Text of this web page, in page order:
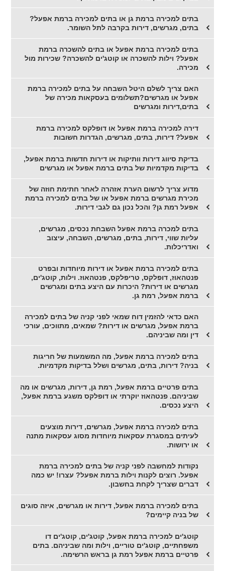
בתים למכירה ברמת גן או בתים למכירה ברמת אפעל?
בתים, מגרשים, דירות בקרבה לתל השומר.
בתים למכירה ברמת אפעל או בתים להשכרה ברמת
אפעל? וילות להשכרה או קוטג'ים להשכרה? שכירות מול
מכירה.
האם צריך לשלם היטל השבחה על בתים למכירה ברמת
אפעל או מגרשים?תשלומים בעסקאות מכירה של
בתים,דירות ומגרשים
דירה למכירה ברמת אפעל או דופלקס למכירה ברמת
אפעל? דירות, בתים, מגרשים, הגדרות חשובות
בדיקת סיווג דירות וותיקות או דירות חדשות ברמת אפעל,
בדיקות מקדמיות של בתים ברמת אפעל או מגרשים
מדוע צריך לרשום הערת אזהרה לאחר חתימת חוזה של
מכירת מגרשים ברמת אפעל או של בתים למכירה ברמת
אפעל רמת גן? והכל נכון גם לגבי דירות.
בתים למכרה ברמת אפעל השבחת נכסים, מגרשים,
עליות שווי, דירות, בתים, מגרשים, השבחה, עיצוב
ואדריכלות.
בתים למכירה ברמת אפעל או דירות מיוחדות ובפרט
פנטהאוז, דופלקס, טריפלקס, פנטהאוז. וילות, קוטג'ים,
מגרשים או דירות? היכרות עם היצע בתים ומגרשים
ברמת אפעל, רמת גן.
האם כדאי להזמין דוח שמאי לפני קניה של בתים למכירה
ברמת אפעל, מגרשים או דירות? שמאים, מתווכים, עורכי
דין ומה שביניהם.
בתים למכירה ברמת אפעל, מה המשמעות של חריגות
בניה? דירות, בתים, מגרשים ושלל בדיקות מקדמיות.
בתים פרטיים ברמת אפעל, רמת גן, דירות, מגרשים או מה
שביניהם. פנטהאוז יוקרתי או דופלקס משגע ברמת אפעל,
היצע נכסים.
בתים למכירה ברמת אפעל, מגרשים, דירות מוצעים
לעיתים במסגרת עסקאות מיוחדות מסוג עסקאות מתנה
או ירושות.
נקודות למחשבה לפני קניה של בתים למכירה ברמת
אפעל. רוצים לקנות וילות ברמת אפעל? עצרו! יש כמה
דברים שצריך לקחת בחשבון.
בתים למכירה ברמת אפעל, דירות או מגרשים, איזה סוגים
של בניה קיימים?
קוטג'ים למכירה ברמת אפעל, קוטג'ים, קוטג'ים דו
משפחתיים, קוטג'ים טוריים, וילות ומה שביניהם. בתים
פרטיים ברמת אפעל רמת גן בראש הרשימה.